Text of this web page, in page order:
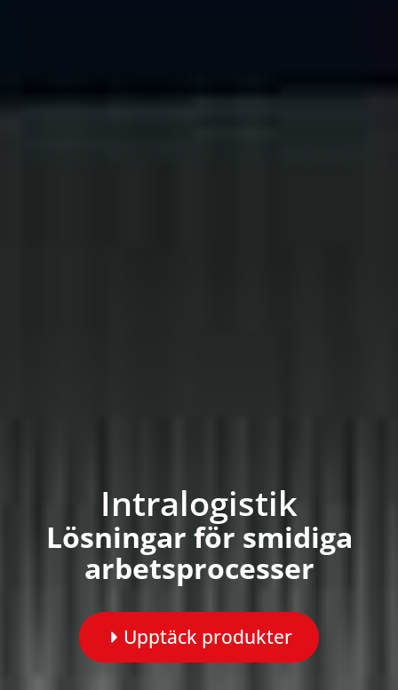
Intralogistik
Lösningar för smidiga
arbetsprocesser
Upptäck produkter